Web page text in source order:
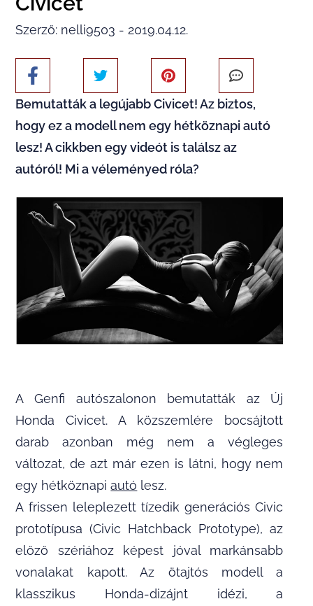
Szerző: nelli9503 - 2019.04.12.
Bemutatták a legújabb Civicet! Az biztos,
hogy ez a modell nem egy hétköznapi autó
lesz! A cikkben egy videót is találsz az
autóról! Mi a véleményed róla?
A Genfi autószalonon bemutatták az Új
Honda Civicet. A közszemlére bocsájtott
darab azonban még nem a végleges
változat, de azt már ezen is látni, hogy nem
egy hétköznapiautó lesz.
A frissen leleplezett tízedik generációs Civic
prototípusa (Civic Hatchback Prototype), az
előző szériához képest jóval markánsabb
vonalakat kapott. Az ötajtós modell a
klasszikus Honda-dizájnt idézi, a